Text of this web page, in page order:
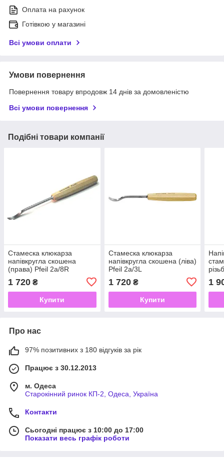
Оплата на рахунок
Готівкою у магазині
Всі умови оплати
Умови повернення
Повернення товару впродовж 14 днів за домовленістю
Всі умови повернення
Подібні товари компанії
Стамеска клюкарза
напівкругла скошена
(права) Pfeil 2а/8R
1 720 ₴
Купити
Стамеска клюкарза
напівкругла скошена (ліва)
Pfeil 2а/3L
1 720₴
Купити
1
Про нас
97% позитивних з 180 відгуків за рік
Працює з 30.12.2013
м. Одеса
Старокінний ринок КП-2, Одеса, Україна
Контакти
Сьогодні працює з 10:00 до 17:00
Показати весь графік роботи